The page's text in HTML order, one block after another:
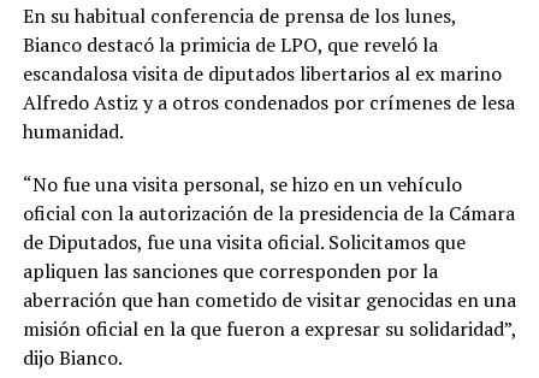
En su habitual conferencia de prensa de los lunes,
Bianco destacó la primicia de LPO, que reveló la
escandalosa visita de diputados libertarios al ex marino
Alfredo Astiz y a otros condenados por crímenes de lesa
humanidad.
“No fue una visita personal, se hizo en un vehículo
oficial con la autorización de la presidencia de la Cámara
de Diputados, fue una visita oficial. Solicitamos que
apliquen las sanciones que corresponden por la
aberración que han cometido de visitar genocidas en una
misión oficial en la que fueron a expresar su solidaridad”,
dijo Bianco.